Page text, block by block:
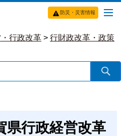
防災・災害情報
行政改革 > 行財政改革・政策
県行政経営改革